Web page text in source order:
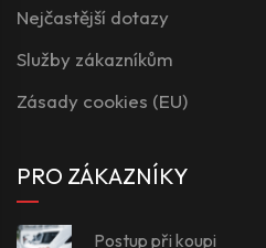
Nejčastější dotazy
Služby zákazníkům
Zásady cookies (EU)
PRO ZÁKAZNÍKY
Postup při koupi